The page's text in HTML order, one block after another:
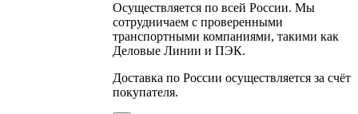
Осуществляется по всей России. Мы
сотрудничаем с проверенными
транспортными компаниями, такими как
Деловые Линии и ПЭК.
Доставка по России осуществляется за счёт
покупателя.